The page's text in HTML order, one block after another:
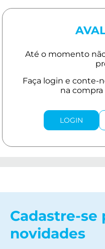
LOGIN
Cadastre-se
novidades